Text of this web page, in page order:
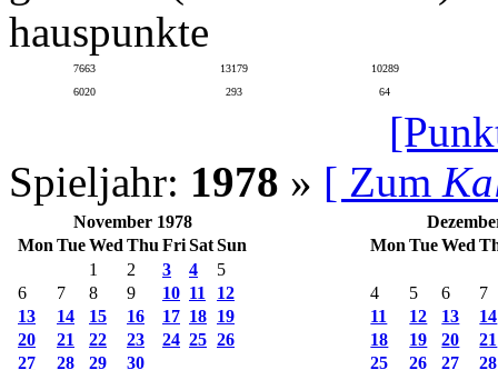
hauspunkte
7663 13179
10289
6020
293 64
Spieljahr: 1978 » [ Zum
November 1978
Mon TueWed Thu FriSatSun
1
2 3 4
5
6
7 8 9 10 11
12
13
14 15 16 17 18 19
20
21 22 23 24 25 26
27
28 29 30
Mon TueWed
4 5 6
7
11
12 13
14
18
19 20
21
25
26 27 28